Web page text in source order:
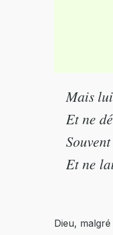
Mais
Et ne
Et ne
Dieu,